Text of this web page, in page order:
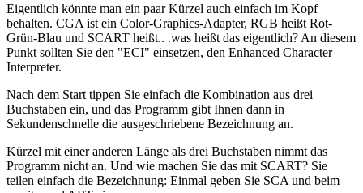
Eigentlich könnte man ein paar Kürzel auch einfach im Kopf
behalten. CGA ist ein Color-Graphics-Adapter, RGB heißt Rot-
Grün-Blau und SCART heißt.. .was heißt das eigentlich? An diesem
Punkt sollten Sie den "ECI" einsetzen, den Enhanced Character
Interpreter.
Nach dem Start tippen Sie einfach die Kombination aus drei
Buchstaben ein, und das Programm gibt Ihnen dann in
Sekundenschnelle die ausgeschriebene Bezeichnung an.
Kürzel mit einer anderen Länge als drei Buchstaben nimmt das
Programm nicht an. Und wie machen Sie das mit SCART? Sie
teilen einfach die Bezeichnung: Einmal geben Sie SCA und beim